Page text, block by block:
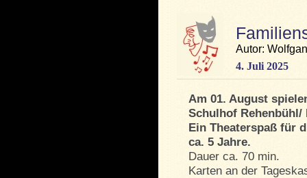
Autor:
4. Juli 2025
Am 01. August
Schulhof
Ein Theaterspaß für
ca. 5 Jahre.
Dauer ca. 70 min.
Karten an der